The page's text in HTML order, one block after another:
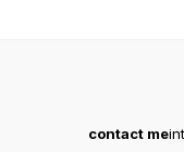
contact me